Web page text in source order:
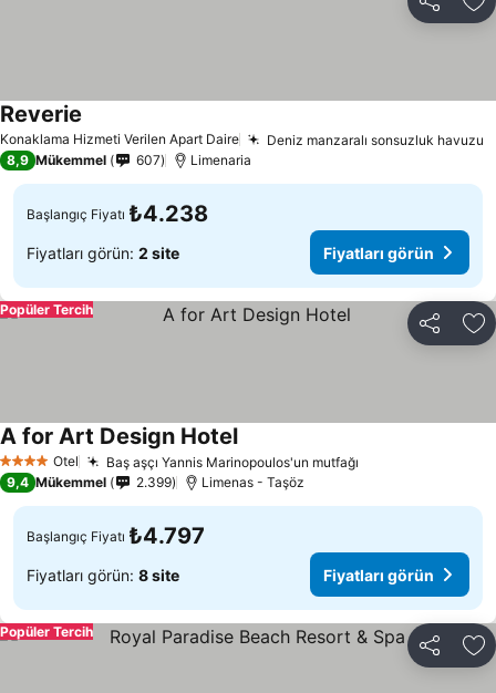
Paylaş
Konaklama Hizmeti Verilen Apart Daire Deniz manzaralı sonsuzluk havuzu
Reverie
8,9 Mükemmel 607 Limenaria
Başlangıç Fiyatı ₺4.238
Fiyatları görün: 2 site Fiyatları görün
Paylaş
Popüler Tercih
4 Yıldız Otel Baş aşçı Yannis Marinopoulos'un mutfağı
A for Art Design Hotel
9,4 Mükemmel 2.399 Limenas - Taşöz
Başlangıç Fiyatı ₺4.797
Fiyatları görün: 8 site Fiyatları görün
Paylaş
Popüler Tercih